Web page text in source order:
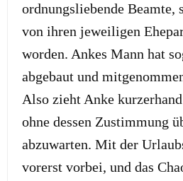
ordnungsliebende Beamte,
von ihren jeweiligen
worden. Ankes Mann hat
abgebaut und
Also zieht Anke
ohne dessen Zustimmung
abzuwarten. Mit der
vorerst vorbei, und das